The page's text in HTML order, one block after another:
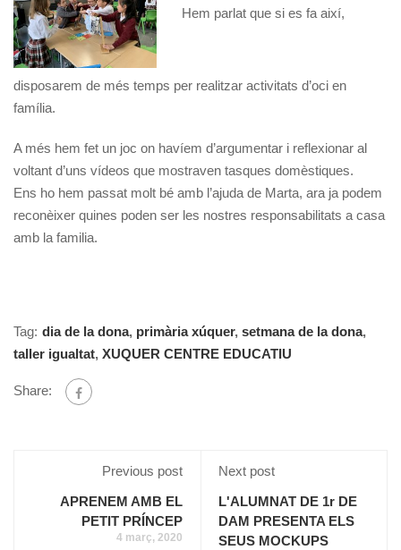
Hem parlat que si es fa així,
disposarem de més temps per realitzar activitats d’oci en
família.
A més hem fet un joc on havíem d’argumentar i reflexionar al
voltant d’uns vídeos que mostraven tasques domèstiques.
Ens ho hem passat molt bé amb l’ajuda de Marta, ara ja podem
reconèixer quines poden ser les nostres responsabilitats a casa
amb la familia.
Tag: dia de la dona, primària xúquer, setmana de la dona,
taller igualtat, XUQUER CENTRE EDUCATIU
Share:
Previous post
APRENEM AMB EL
PETIT PRÍNCEP
4 març, 2020
Next post
L'ALUMNAT DE 1r DE
DAM PRESENTA ELS
SEUS MOCKUPS